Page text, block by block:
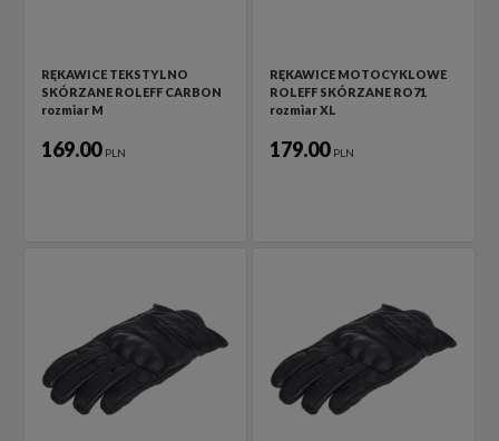
RĘKAWICE TEKSTYLNO
SKÓRZANE ROLEFF CARBON
rozmiar M
169.00 PLN
RĘKAWICE MOTOCYKLOWE
ROLEFF SKÓRZANE RO71
rozmiar XL
179.00 PLN